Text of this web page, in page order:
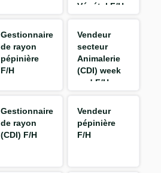
Végétal F/H
Gestionnaire
de rayon
pépinière
F/H
Vendeur
secteur
Animalerie
(CDI) week
end F/H
Gestionnaire
de rayon
(CDI) F/H
Vendeur
pépinière
F/H